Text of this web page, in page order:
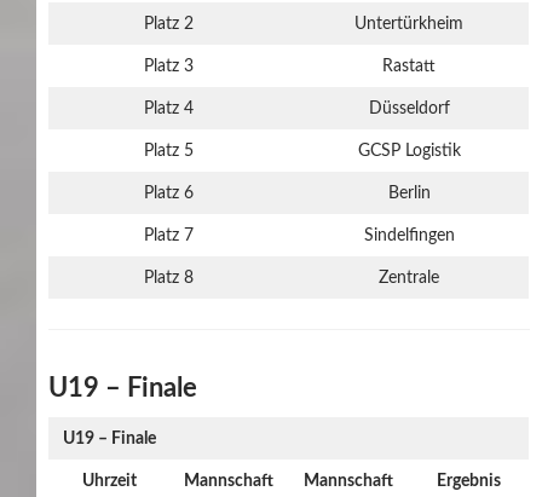
Platz 2 Untertürkheim
Platz 3 Rastatt
Platz 4 Düsseldorf
Platz 5 GCSP Logistik
Platz 6 Berlin
Platz 7 Sindelfingen
Platz 8 Zentrale
U19 – Finale
U19 – Finale
Uhrzeit Mannschaft Mannschaft Ergebnis